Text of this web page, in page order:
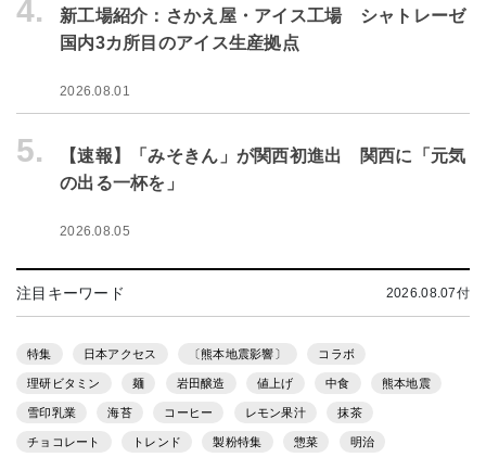
4.
新工場紹介：さかえ屋・アイス工場 シャトレーゼ
国内3カ所目のアイス生産拠点
2026.08.01
5.
【速報】「みそきん」が関西初進出 関西に「元気
の出る一杯を」
2026.08.05
注目キーワード 2026.08.07付
特集 日本アクセス 〔熊本地震影響〕 コラボ
理研ビタミン 麺 岩田醸造 値上げ 中食 熊本地震
雪印乳業 海苔 コーヒー レモン果汁 抹茶
チョコレート トレンド 製粉特集 惣菜 明治